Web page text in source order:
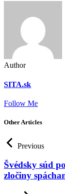
Author
SITA.sk
Follow Me
Other Articles
Previous
Švédsky súd
zločiny